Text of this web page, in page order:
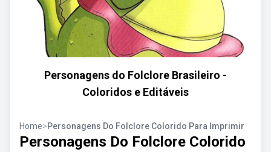
Personagens do Folclore Brasileiro -
Coloridos e Editáveis
Home>Personagens Do Folclore Colorido Para Imprimir
Personagens Do Folclore Colorido